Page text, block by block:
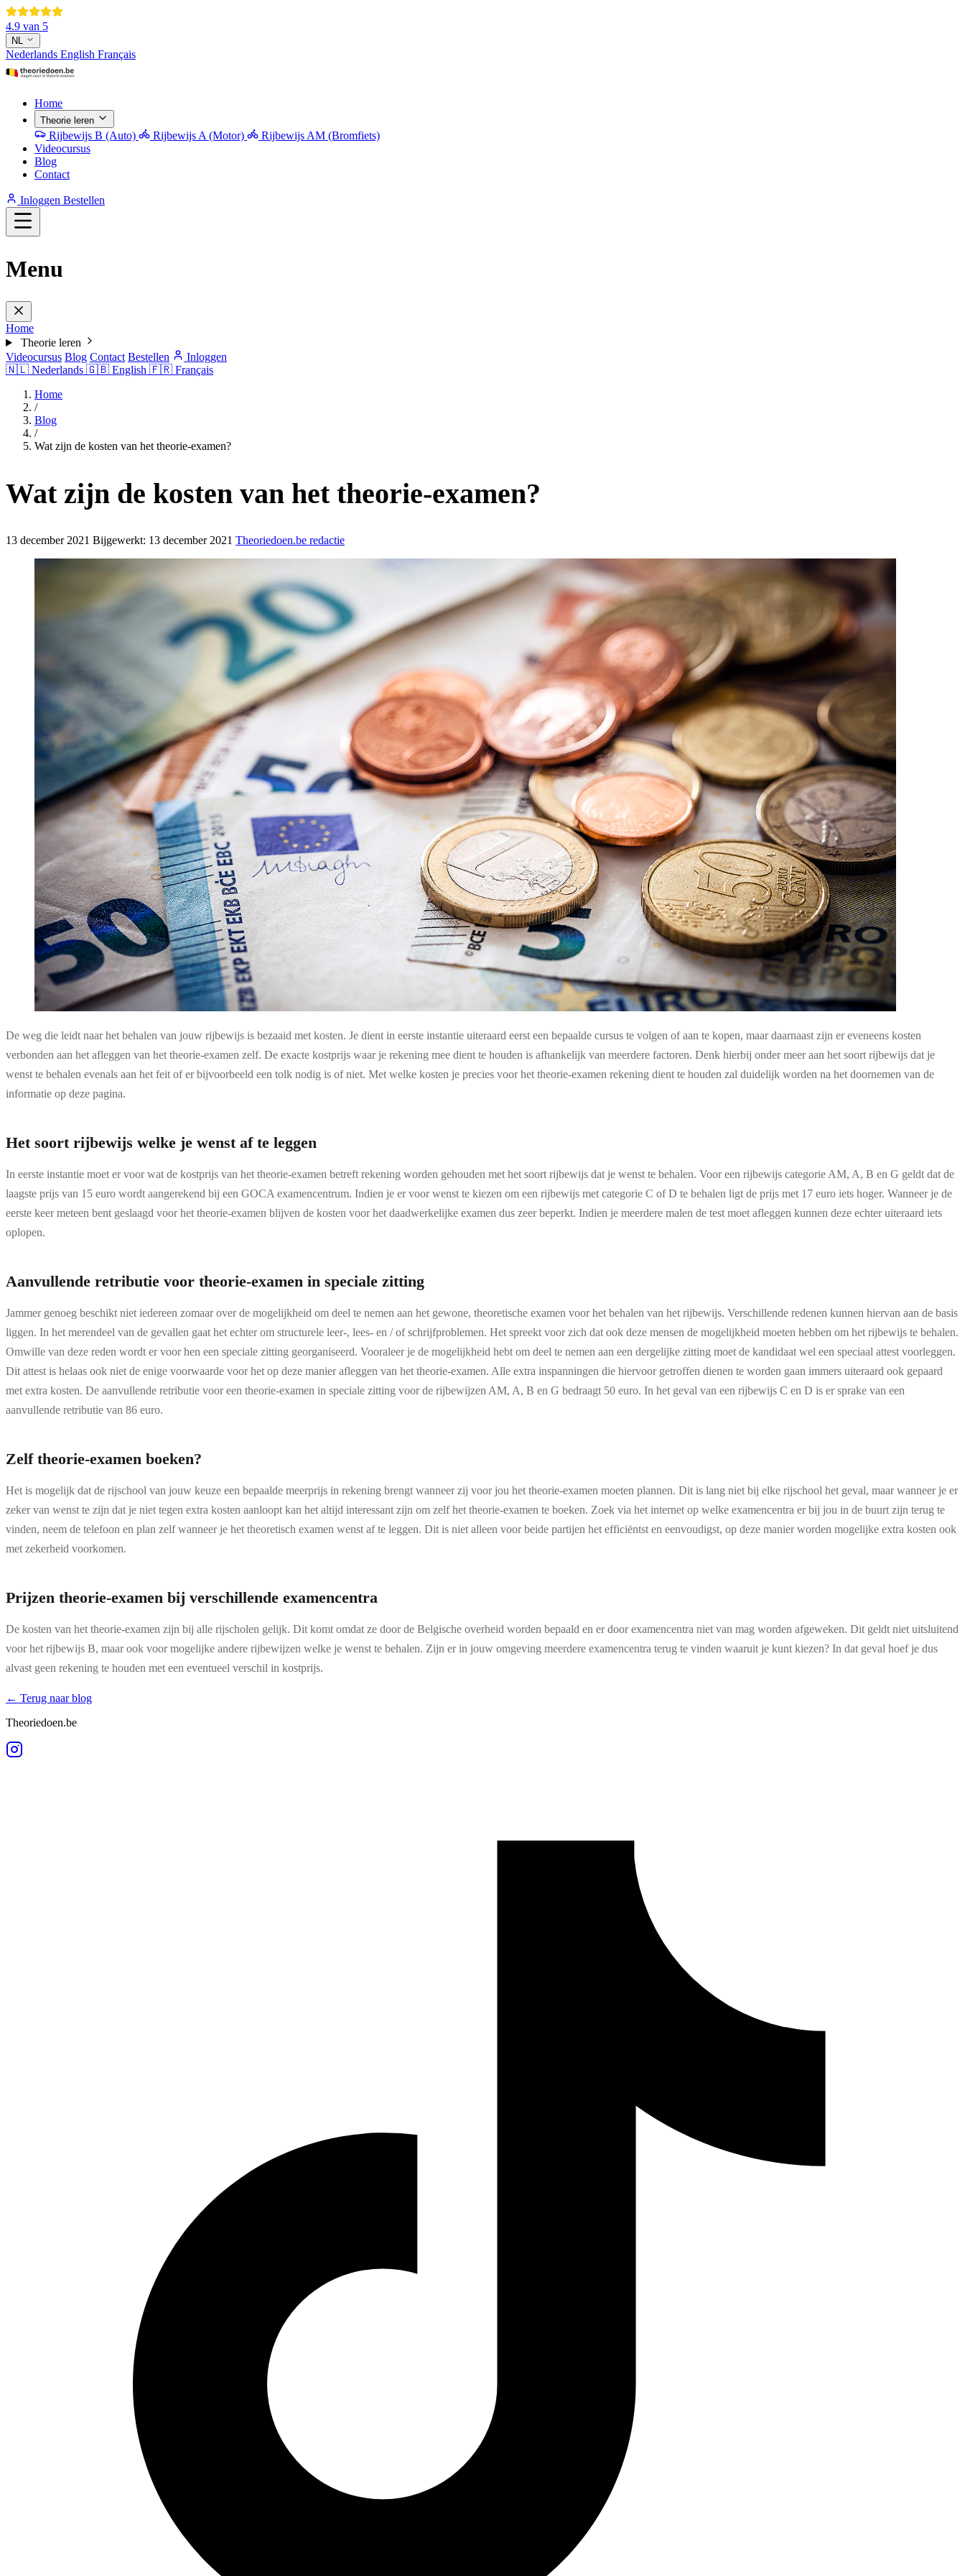
4.9 van 5
NL
Nederlands English Français
Home
Theorie leren
Rijbewijs B (Auto) Rijbewijs A (Motor)
Rijbewijs AM (Bromfiets)
Videocursus
Blog
Contact
Inloggen Bestellen
Menu
Home
Theorie leren
Videocursus Blog Contact Bestellen
Inloggen
🇳🇱 Nederlands 🇬🇧 English 🇫🇷 Français
Home
/
Blog
/
Wat zijn de kosten van het theorie-examen?
Wat zijn de kosten van het theorie-examen?
13 december 2021 Bijgewerkt: 13 december 2021 Theoriedoen.be redactie
De weg die leidt naar het behalen van jouw rijbewijs is bezaaid met kosten. Je dient in eerste instantie uiteraard eerst een bepaalde cursus te volgen of aan te kopen, maar daarnaast zijn er eveneens kosten
verbonden aan het afleggen van het theorie-examen zelf. De exacte kostprijs waar je rekening mee dient te houden is afhankelijk van meerdere factoren. Denk hierbij onder meer aan het soort rijbewijs dat je
wenst te behalen evenals aan het feit of er bijvoorbeeld een tolk nodig is of niet. Met welke kosten je precies voor het theorie-examen rekening dient te houden zal duidelijk worden na het doornemen van de
informatie op deze pagina.
Het soort rijbewijs welke je wenst af te leggen
In eerste instantie moet er voor wat de kostprijs van het theorie-examen betreft rekening worden gehouden met het soort rijbewijs dat je wenst te behalen. Voor een rijbewijs categorie AM, A, B en G geldt dat de
laagste prijs van 15 euro wordt aangerekend bij een GOCA examencentrum. Indien je er voor wenst te kiezen om een rijbewijs met categorie C of D te behalen ligt de prijs met 17 euro iets hoger. Wanneer je de
eerste keer meteen bent geslaagd voor het theorie-examen blijven de kosten voor het daadwerkelijke examen dus zeer beperkt. Indien je meerdere malen de test moet afleggen kunnen deze echter uiteraard iets
oplopen.
Aanvullende retributie voor theorie-examen in speciale zitting
Jammer genoeg beschikt niet iedereen zomaar over de mogelijkheid om deel te nemen aan het gewone, theoretische examen voor het behalen van het rijbewijs. Verschillende redenen kunnen hiervan aan de basis
liggen. In het merendeel van de gevallen gaat het echter om structurele leer-, lees- en / of schrijfproblemen. Het spreekt voor zich dat ook deze mensen de mogelijkheid moeten hebben om het rijbewijs te behalen.
Omwille van deze reden wordt er voor hen een speciale zitting georganiseerd. Vooraleer je de mogelijkheid hebt om deel te nemen aan een dergelijke zitting moet de kandidaat wel een speciaal attest voorleggen.
Dit attest is helaas ook niet de enige voorwaarde voor het op deze manier afleggen van het theorie-examen. Alle extra inspanningen die hiervoor getroffen dienen te worden gaan immers uiteraard ook gepaard
met extra kosten. De aanvullende retributie voor een theorie-examen in speciale zitting voor de rijbewijzen AM, A, B en G bedraagt 50 euro. In het geval van een rijbewijs C en D is er sprake van een
aanvullende retributie van 86 euro.
Zelf theorie-examen boeken?
Het is mogelijk dat de rijschool van jouw keuze een bepaalde meerprijs in rekening brengt wanneer zij voor jou het theorie-examen moeten plannen. Dit is lang niet bij elke rijschool het geval, maar wanneer je er
zeker van wenst te zijn dat je niet tegen extra kosten aanloopt kan het altijd interessant zijn om zelf het theorie-examen te boeken. Zoek via het internet op welke examencentra er bij jou in de buurt zijn terug te
vinden, neem de telefoon en plan zelf wanneer je het theoretisch examen wenst af te leggen. Dit is niet alleen voor beide partijen het efficiëntst en eenvoudigst, op deze manier worden mogelijke extra kosten ook
met zekerheid voorkomen.
Prijzen theorie-examen bij verschillende examencentra
De kosten van het theorie-examen zijn bij alle rijscholen gelijk. Dit komt omdat ze door de Belgische overheid worden bepaald en er door examencentra niet van mag worden afgeweken. Dit geldt niet uitsluitend
voor het rijbewijs B, maar ook voor mogelijke andere rijbewijzen welke je wenst te behalen. Zijn er in jouw omgeving meerdere examencentra terug te vinden waaruit je kunt kiezen? In dat geval hoef je dus
alvast geen rekening te houden met een eventueel verschil in kostprijs.
← Terug naar blog
Theoriedoen.be